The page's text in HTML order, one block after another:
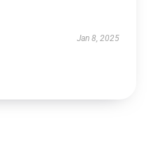
Jan 8, 2025